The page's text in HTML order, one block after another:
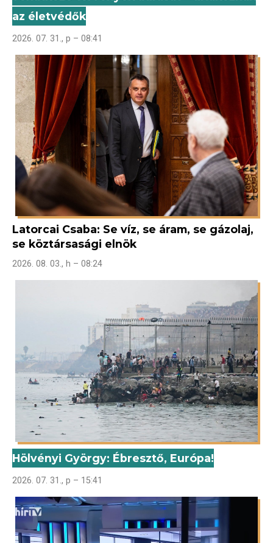
az életvédők
2026. 07. 31., p – 08:41
Latorcai Csaba: Se víz, se áram, se gázolaj,
se köztársasági elnök
2026. 08. 03., h – 08:24
Hölvényi György: Ébresztő, Európa!
2026. 07. 31., p – 15:41